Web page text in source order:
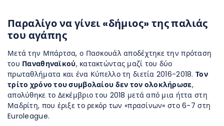
Παραλίγο να γίνει «δήμιος» της παλιάς
του αγάπης
Μετά την Μπάρτσα, ο Πασκουάλ αποδέχτηκε την πρόταση
του Παναθηναϊκού, κατακτώντας μαζί του δύο
πρωταθλήματα και ένα Κύπελλο τη διετία 2016-2018. Τον
τρίτο χρόνο του συμβολαίου δεν τον ολοκλήρωσε,
απολύθηκε το Δεκέμβριο του 2018 μετά από μια ήττα στη
Μαδρίτη, που έριξε το ρεκόρ των «πρασίνων» στο 6-7 στη
Euroleague.